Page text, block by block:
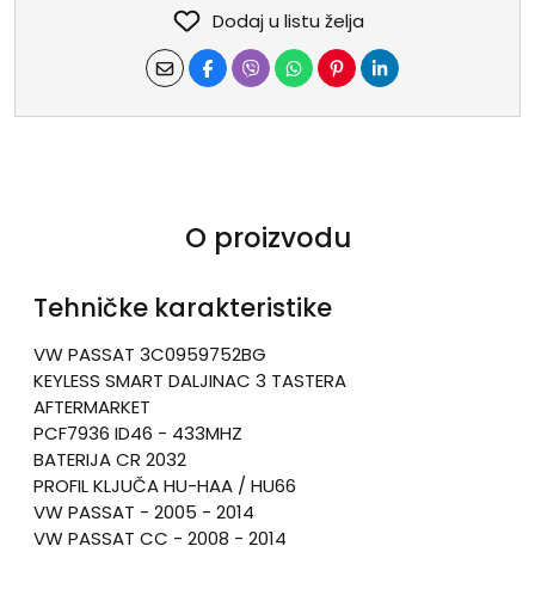
Dodaj u listu želja
O proizvodu
Tehničke karakteristike
VW PASSAT 3C0959752BG
KEYLESS SMART DALJINAC 3 TASTERA
AFTERMARKET
PCF7936 ID46 - 433MHZ
BATERIJA CR 2032
PROFIL KLJUČA HU-HAA / HU66
VW PASSAT - 2005 - 2014
VW PASSAT CC - 2008 - 2014